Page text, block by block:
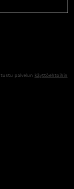
palvelun käyttöehtoihin